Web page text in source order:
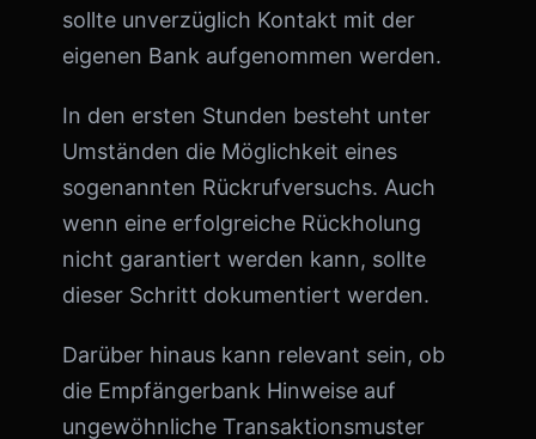
sollte unverzüglich Kontakt mit der
eigenen Bank aufgenommen werden.
In den ersten Stunden besteht unter
Umständen die Möglichkeit eines
sogenannten Rückrufversuchs. Auch
wenn eine erfolgreiche Rückholung
nicht garantiert werden kann, sollte
dieser Schritt dokumentiert werden.
Darüber hinaus kann relevant sein, ob
die Empfängerbank Hinweise auf
ungewöhnliche Transaktionsmuster